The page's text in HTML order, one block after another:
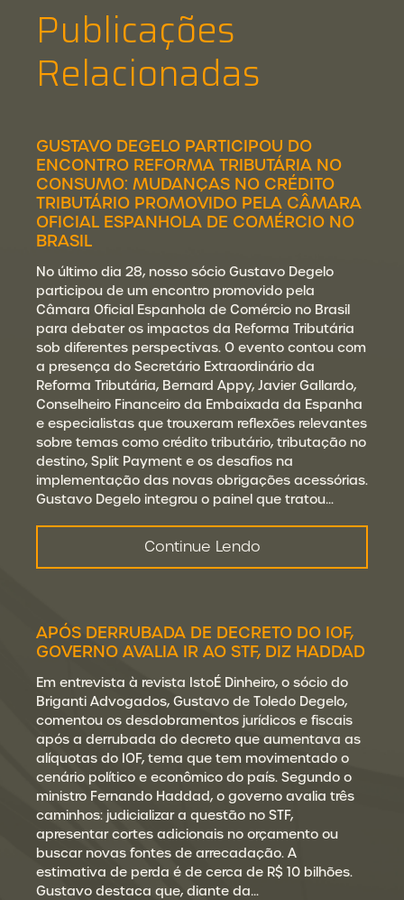
Publicações
Relacionadas
GUSTAVO DEGELO PARTICIPOU DO
ENCONTRO REFORMA TRIBUTÁRIA NO
CONSUMO: MUDANÇAS NO CRÉDITO
TRIBUTÁRIO PROMOVIDO PELA CÂMARA
OFICIAL ESPANHOLA DE COMÉRCIO NO
BRASIL
No último dia 28, nosso sócio Gustavo Degelo
participou de um encontro promovido pela
Câmara Oficial Espanhola de Comércio no Brasil
para debater os impactos da Reforma Tributária
sob diferentes perspectivas. O evento contou com
a presença do Secretário Extraordinário da
Reforma Tributária, Bernard Appy, Javier Gallardo,
Conselheiro Financeiro da Embaixada da Espanha
e especialistas que trouxeram reflexões relevantes
sobre temas como crédito tributário, tributação no
destino, Split Payment e os desafios na
implementação das novas obrigações acessórias.
Gustavo Degelo integrou o painel que tratou…
Continue Lendo
APÓS DERRUBADA DE DECRETO DO IOF,
GOVERNO AVALIA IR AO STF, DIZ HADDAD
Em entrevista à revista IstoÉ Dinheiro, o sócio do
Briganti Advogados, Gustavo de Toledo Degelo,
comentou os desdobramentos jurídicos e fiscais
após a derrubada do decreto que aumentava as
alíquotas do IOF, tema que tem movimentado o
cenário político e econômico do país. Segundo o
ministro Fernando Haddad, o governo avalia três
caminhos: judicializar a questão no STF,
apresentar cortes adicionais no orçamento ou
buscar novas fontes de arrecadação. A
estimativa de perda é de cerca de R$ 10 bilhões.
Gustavo destaca que, diante da…